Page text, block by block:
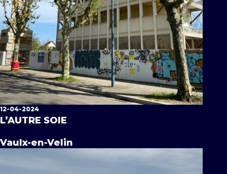
12-04-2024
L’AUTRE SOIE
Vaulx-en-Velin